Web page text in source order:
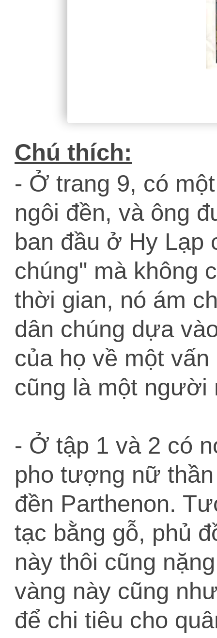
Chú thích:
- Ở trang 9, có
ngôi đền, và ông
ban đầu ở Hy Lạp
chúng" mà không
thời gian, nó ám
dân chúng dựa
của họ về một
cũng là một người
- Ở tập 1 và 2 có
pho tượng nữ
đền Parthenon.
tạc bằng gỗ, phủ
này thôi cũng
vàng này cũng
để chi tiêu cho